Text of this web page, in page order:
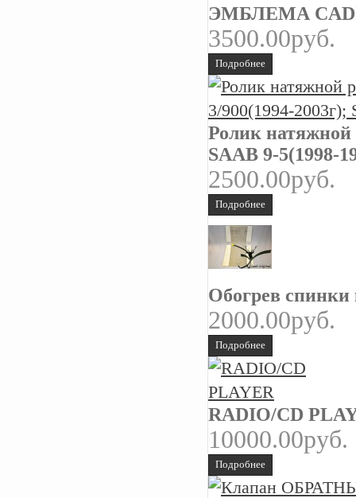
ЭМБЛЕМА
3500.00руб.
Подробнее
Ролик натяжной
SAAB 9-5(1998-
2500.00руб.
Подробнее
Обогрев спинки
2000.00руб.
Подробнее
RADIO/CD
10000.00руб.
Подробнее